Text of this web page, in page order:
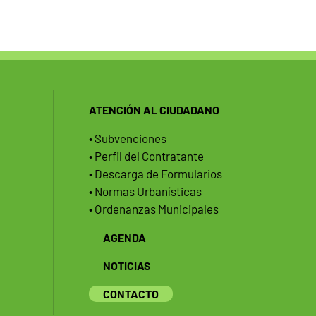
ATENCIÓN AL CIUDADANO
• Subvenciones
• Perfil del Contratante
• Descarga de Formularios
• Normas Urbanísticas
• Ordenanzas Municipales
AGENDA
NOTICIAS
CONTACTO